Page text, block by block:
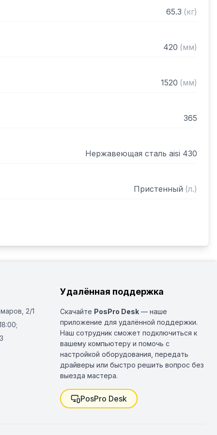
(жироуловителями)
65.3 (кг)
420 (мм)
1520 (мм)
365
Нержавеющая сталь aisi 430
Пристенный (л.)
2/1
Удалённая поддержка
Скачайте PosPro Desk — наше
приложение для удалённой поддержки.
Наш сотрудник сможет подключиться к
вашему компьютеру и помочь с
настройкой оборудования, передать
драйверы или быстро решить вопрос без
выезда мастера.
PosPro Desk